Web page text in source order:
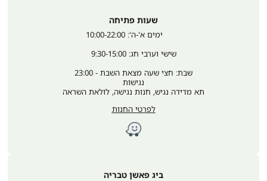
שעות פתיחה
שישי וערבי חג: 9:30-15:00
שבת: חצי שעה מצאת השבת - 23:00
נגישות
תא מדידה נגיש, חנות נגישה, לולאת השראה
לפרטי החנות
ביג פאשן טבריה